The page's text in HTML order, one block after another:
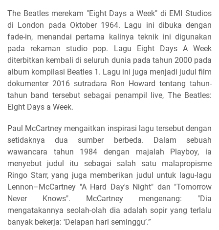
The Beatles merekam "Eight Days a Week" di EMI Studios
di London pada Oktober 1964. Lagu ini dibuka dengan
fade-in, menandai pertama kalinya teknik ini digunakan
pada rekaman studio pop. Lagu Eight Days A Week
diterbitkan kembali di seluruh dunia pada tahun 2000 pada
album kompilasi Beatles 1. Lagu ini juga menjadi judul film
dokumenter 2016 sutradara Ron Howard tentang tahun-
tahun band tersebut sebagai penampil live, The Beatles:
Eight Days a Week.
Paul McCartney mengaitkan inspirasi lagu tersebut dengan
setidaknya dua sumber berbeda. Dalam sebuah
wawancara tahun 1984 dengan majalah Playboy, ia
menyebut judul itu sebagai salah satu malapropisme
Ringo Starr, yang juga memberikan judul untuk lagu-lagu
Lennon–McCartney "A Hard Day's Night" dan "Tomorrow
Never Knows". McCartney mengenang: "Dia
mengatakannya seolah-olah dia adalah sopir yang terlalu
banyak bekerja: 'Delapan hari seminggu’.”